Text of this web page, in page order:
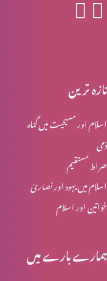
ابنِ آدم کے دنو ں
نفالیم کے
تازہ ترین
اسلام اور مسیحیت میں گناہ
ذمی
صراط مستقیم
اسلام میں یہود اور نصاریٰ
خواتین اور اسلام
ہمارے بارے میں